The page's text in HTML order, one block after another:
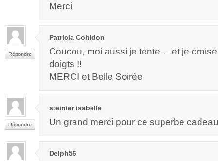
Merci
Répondre
Patricia Cohidon
Coucou, moi aussi je tente….et je
doigts !!
MERCI et Belle Soirée
Répondre
steinier isabelle
Un grand merci pour ce superbe
Delph56